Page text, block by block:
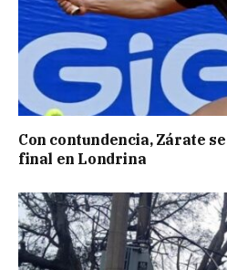
Con contundencia, Zárate
final en Londrina